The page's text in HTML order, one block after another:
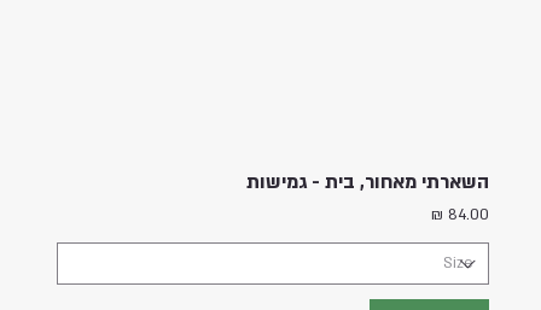
השארתי מאחור, בית - גמישות
מחיר